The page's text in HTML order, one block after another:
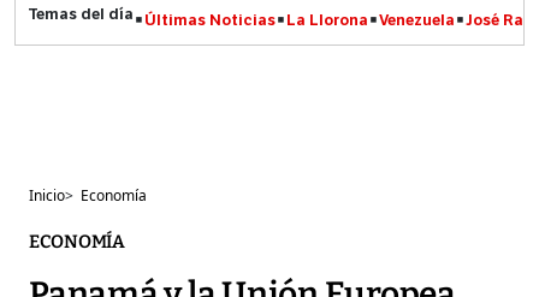
Últimas Noticias La Llorona Venezuela José
Inicio> Economía
ECONOMÍA